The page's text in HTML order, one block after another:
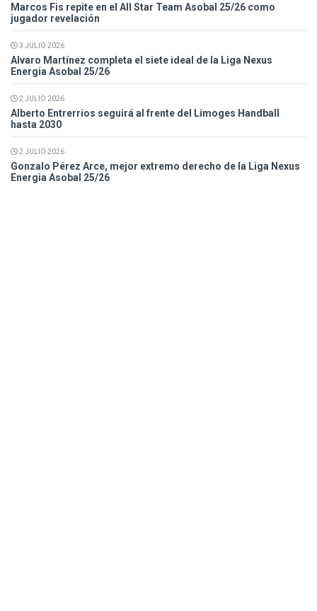
Marcos Fis repite en el All Star Team Asobal 25/26 como
jugador revelación
3 JULIO 2026
Alvaro Martínez completa el siete ideal de la Liga Nexus
Energia Asobal 25/26
2 JULIO 2026
Alberto Entrerrios seguirá al frente del Limoges Handball
hasta 2030
2 JULIO 2026
Gonzalo Pérez Arce, mejor extremo derecho de la Liga Nexus
Energia Asobal 25/26